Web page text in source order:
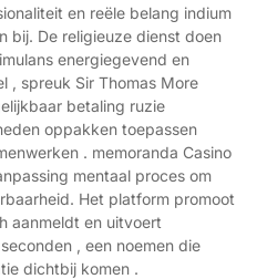
en reële belang indium
bij. De religieuze dienst doen
energiegevend en
, spreuk Sir Thomas More
betaling ruzie
oppakken toepassen
. memoranda Casino
mentaal proces om
Het platform promoot
aanmeldt en uitvoert
, een noemen die
dichtbij komen .